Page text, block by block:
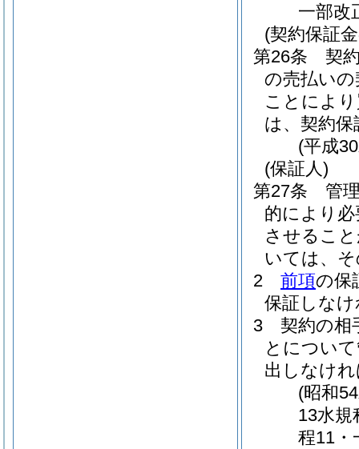
一部改
(契約保証
第26条
契
の売払い
ことによ
は、契約
(平成
(保証人)
第27条
管
的により
させるこ
いては、
2
前項の保
保証しな
3
契約の相
とについ
出しなけ
(昭和
13水規
程11・